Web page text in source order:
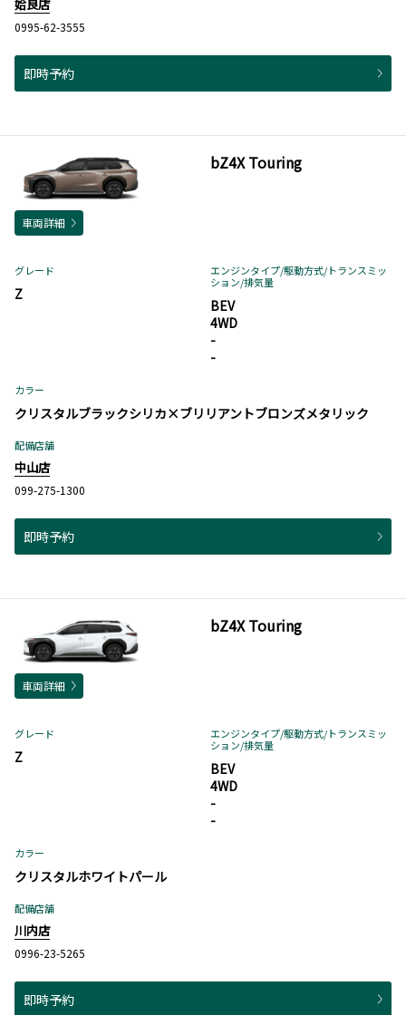
姶良店
0995-62-3555
即時予約
bZ4X Touring
車両詳細
グレード
Z
エンジンタイプ/駆動方式/トランスミッ
ション/排気量
BEV
4WD
-
-
カラー
クリスタルブラックシリカ×ブリリアントブロンズメタリック
配備店舗
中山店
099-275-1300
即時予約
bZ4X Touring
車両詳細
グレード
Z
エンジンタイプ/駆動方式/トランスミッ
ション/排気量
BEV
4WD
-
-
カラー
クリスタルホワイトパール
配備店舗
川内店
0996-23-5265
即時予約